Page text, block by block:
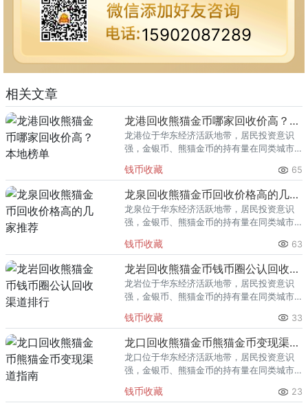
15902087289
相关文章
龙港回收熊猫金币哪家回收价高？本地榜单
龙港位于华东经济活跃地带，居民投资意识
强，金银币、熊猫金币的持有量在同类城市
熊猫金币的需求就明显升温，但鱼龙混杂的
回收渠道里，能精准识别版别溢
钱币收藏 65
龙泉回收熊猫金币回收价格高的几家推荐
龙泉位于华东经济活跃地带，居民投资意识
强，金银币、熊猫金币的持有量在同类城市
熊猫金币的需求就明显升温，但鱼龙混杂的
回收渠道里，能精准识别版别溢
钱币收藏 63
龙岩回收熊猫金币钱币圈公认回收渠道排行
龙岩位于华东经济活跃地带，居民投资意识
强，金银币、熊猫金币的持有量在同类城市
熊猫金币的需求就明显升温，但鱼龙混杂的
回收渠道里，能精准识别版别溢
钱币收藏 33
龙口回收熊猫金币熊猫金币变现渠道指南
龙口位于华东经济活跃地带，居民投资意识
强，金银币、熊猫金币的持有量在同类城市
熊猫金币的需求就明显升温，但鱼龙混杂的
钱币收藏 23